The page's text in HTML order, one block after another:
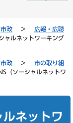
市政 >
広報・広聴
ャルネットワーキング
市政 >
市の取り組
（ソーシャルネットワ
ネットワ